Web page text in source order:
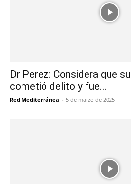
Dr Perez: Considera que
cometió delito y fue...
Red Mediterránea - 5 de marzo de 2025